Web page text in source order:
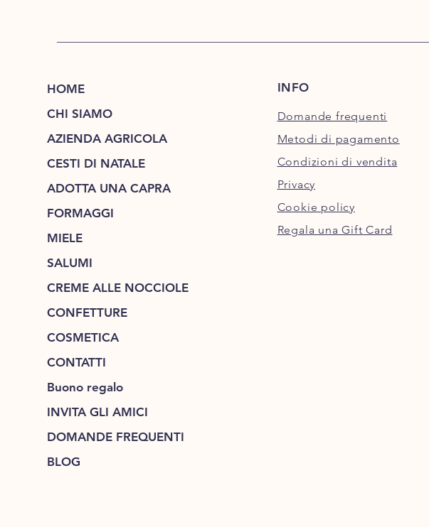
HOME
CHI SIAMO
AZIENDA AGRICOLA
CESTI DI NATALE
ADOTTA UNA CAPRA
FORMAGGI
MIELE
SALUMI
CREME ALLE NOCCIOLE
CONFETTURE
COSMETICA
CONTATTI
Buono regalo
INVITA GLI AMICI
DOMANDE FREQUENTI
BLOG
INFO
Domande frequenti
Metodi di pagamento
Condizioni di vendita
Privacy
Cookie policy
Regala una Gift Card